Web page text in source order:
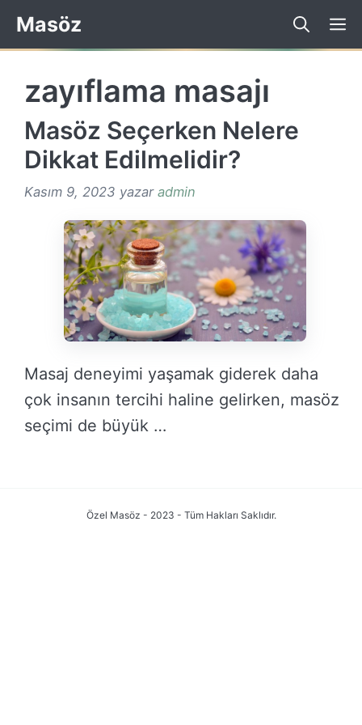
İçeriğe
atla
Masöz
zayıflama masajı
Masöz Seçerken Nelere
Dikkat Edilmelidir?
Kasım 9, 2023 yazar admin
Masaj deneyimi yaşamak giderek daha
çok insanın tercihi haline gelirken, masöz
seçimi de büyük …
Özel Masöz - 2023 - Tüm Hakları Saklıdır.